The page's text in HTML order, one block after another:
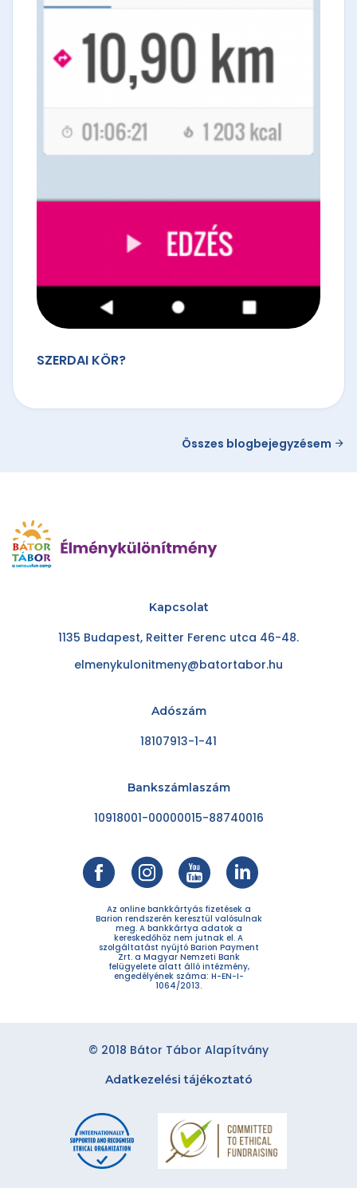
SZERDAI KÖR?
Összes blogbejegyzésem
Kapcsolat
1135 Budapest, Reitter Ferenc utca 46-48.
elmenykulonitmeny@batortabor.hu
Adószám
18107913-1-41
Bankszámlaszám
10918001-00000015-88740016
Az online bankkártyás fizetések a
Barion rendszerén keresztül valósulnak
meg. A bankkártya adatok a
kereskedőhöz nem jutnak el. A
szolgáltatást nyújtó Barion Payment
Zrt. a Magyar Nemzeti Bank
felügyelete alatt álló intézmény,
engedélyének száma: H-EN-I-
1064/2013.
© 2018 Bátor Tábor Alapítvány
Adatkezelési tájékoztató